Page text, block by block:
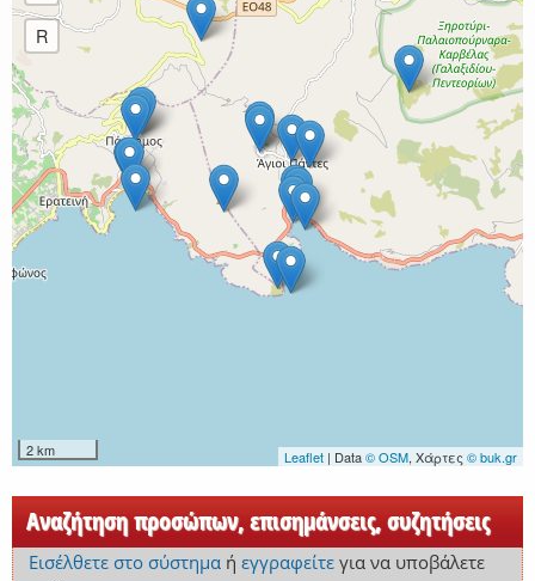
R
2 km Leaflet | Data© OSM, Χάρτες © buk.gr
Αναζήτηση προσώπων, επισημάνσεις, συζητήσεις
Εισέλθετε στο σύστημαή εγγραφείτεγια να υποβάλετε